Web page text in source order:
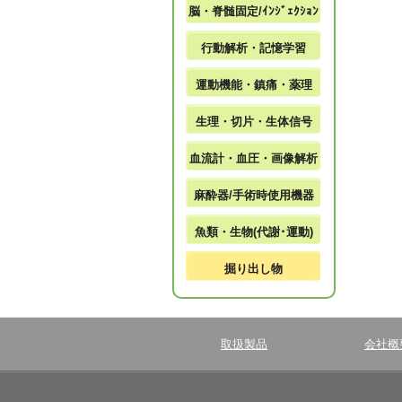
脳・脊髄固定/ｲﾝｼﾞｪｸｼｮﾝ
行動解析・記憶学習
運動機能・鎮痛・薬理
生理・切片・生体信号
血流計・血圧・画像解析
麻酔器/手術時使用機器
魚類・生物(代謝･運動)
掘り出し物
取扱製品 会社概